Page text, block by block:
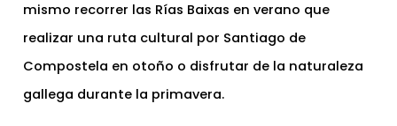
mismo recorrer las Rías Baixas en verano que
realizar una ruta cultural por Santiago de
Compostela en otoño o disfrutar de la naturaleza
gallega durante la primavera.